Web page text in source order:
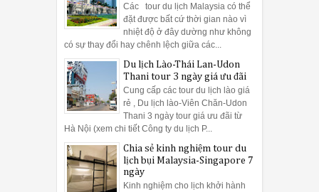
Các tour du lịch Malaysia có thể
đặt được bất cứ thời gian nào vì
nhiệt độ ở đây dường như không
có sự thay đổi hay chênh lệch giữa các...
Du lịch Lào-Thái Lan-Udon
Thani tour 3 ngày giá ưu đãi
Cung cấp các tour du lịch lào giá
rẻ , Du lịch lào-Viên Chăn-Udon
Thani 3 ngày tour giá ưu đãi từ
Hà Nội (xem chi tiết Công ty du lịch P...
Chia sẻ kinh nghiệm tour du
lịch bụi Malaysia-Singapore 7
ngày
Kinh nghiệm cho lịch khởi hành